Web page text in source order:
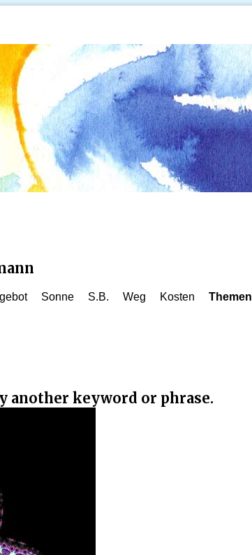
Sonne S.B. Weg Kosten Themen
another keyword or phrase.